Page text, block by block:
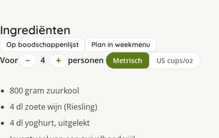
Ingrediënten
Op boodschappenlijst Plan in weekmenu
Voor − 4 + personen Metrisch US cups/oz
800 gram zuurkool
4 dl zoete wijn (Riesling)
4 dl yoghurt, uitgelekt